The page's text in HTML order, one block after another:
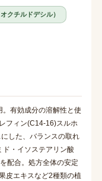
クチルドデシル）
有効成分の溶解性と使
フィン(C14-16)スルホ
した、バランスの取れ
・イソステアリン酸
配合。処方全体の安定
皮エキスなど2種類の植